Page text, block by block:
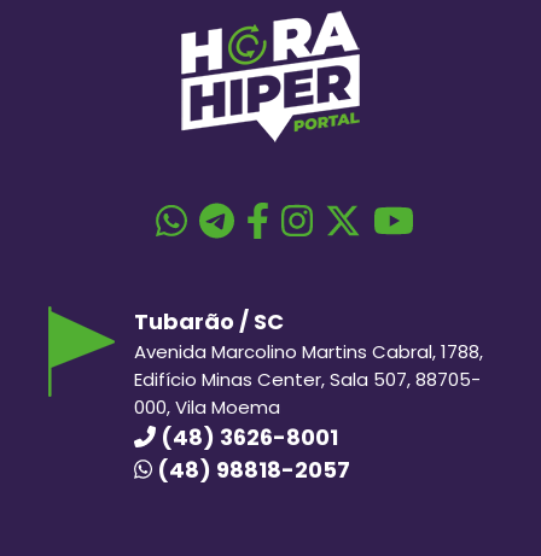
Tubarão / SC
Avenida Marcolino Martins Cabral, 1788,
Edifício Minas Center, Sala 507, 88705-
000, Vila Moema
(48) 3626-8001
(48) 98818-2057